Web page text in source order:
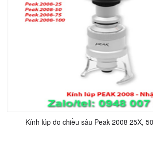
Kính lúp đo chiều sâu Peak 2008 25X,